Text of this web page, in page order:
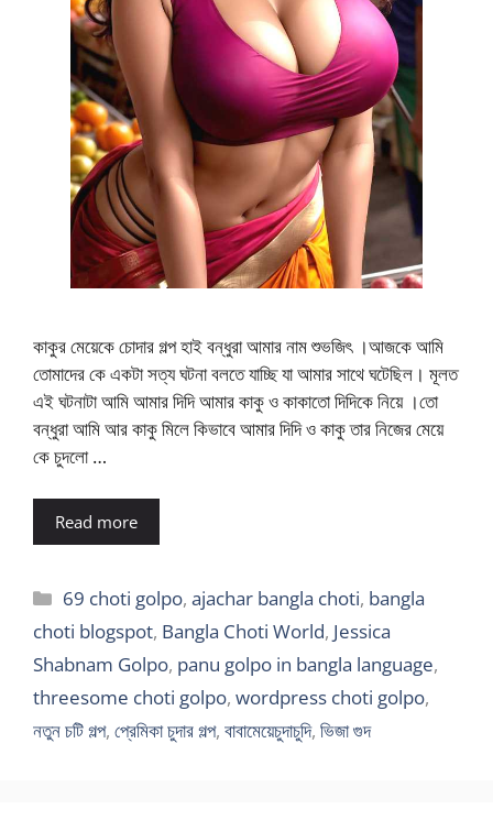
কাকুর মেয়েকে চোদার গল্প হাই বন্ধুরা আমার নাম শুভজিৎ ।আজকে আমি
তোমাদের কে একটা সত্য ঘটনা বলতে যাচ্ছি যা আমার সাথে ঘটেছিল। মূলত
এই ঘটনাটা আমি আমার দিদি আমার কাকু ও কাকাতো দিদিকে নিয়ে ।তো
বন্ধুরা আমি আর কাকু মিলে কিভাবে আমার দিদি ও কাকু তার নিজের মেয়ে
কে চুদলো …
Read more
Categories
69 choti golpo,ajachar bangla choti, bangla
choti blogspot, Bangla Choti World, Jessica
Shabnam Golpo, panu golpo in bangla language,
threesome choti golpo, wordpress choti golpo,
নতুন চটি গল্প, প্রেমিকা চুদার গল্প, বাবামেয়েচুদাচুদি, ভিজা গুদ